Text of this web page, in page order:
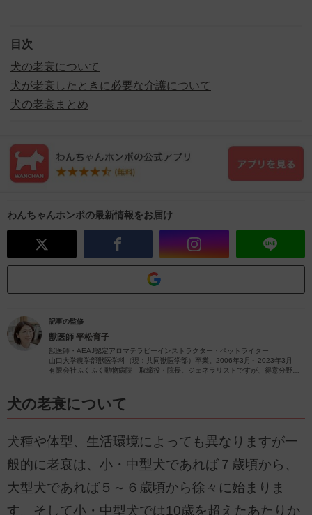
目次
犬の老衰について
犬が老衰したときに必要な介護について
犬の老衰まとめ
わんちゃんホンポの最新情報をお届け
記事の監修
獣医師 平松育子
獣医師・AEAJ認定アロマテラピーインストラクター・ペットライター
山口大学農学部獣医学科（現：共同獣医学部）卒業。2006年3月～2023年3月
有限会社ふくふく動物病院 取締役・院長。ジェネラリストですが、得意分野は
むアロマに関する情報をお届けします。
犬の老衰について
犬種や体型、生活環境によっても異なりますが一
般的に老衰は、小・中型犬であれば７歳頃から、
大型犬であれば５～６歳頃から徐々に始まりま
す。そして小・中型犬では10歳を超えたあたりか